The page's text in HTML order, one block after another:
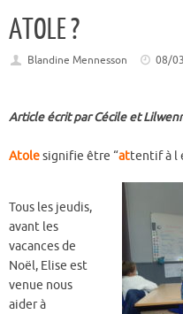
ATOLE ?
Blandine Mennesson 08/
Article écrit par Cécile et
Atolesignifie être “attentif à l
Tous les jeudis,
avant les
vacances de
Noël, Elise est
venue nous
aider à